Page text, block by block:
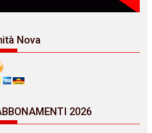
Nova
2026